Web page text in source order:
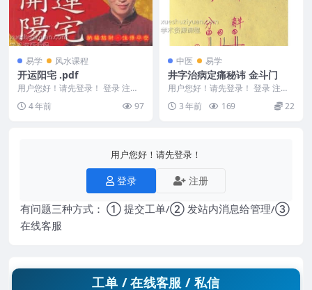
易学 风水课程
开运阳宅 .pdf
用户您好！请先登录！ 登录 注册
宅 ...4 年前 97
中医 易学
井字治病定痛秘讳 金斗门
用户您好！请先登录！ 登录 注册
金斗门井字治病定痛秘讳，2个图
片解说+3个特定...
3 年前 169 22
用户您好！请先登录！
登录 注册
有问题三种方式： ① 提交工单/② 发站内消息给管理/③
在线客服
工单 / 在线客服 / 私信